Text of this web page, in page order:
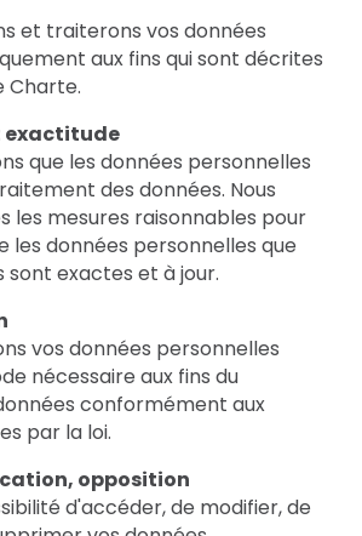
et traiterons vos données
aux fins qui sont décrites
Charte.
exactitude
que les données personnelles
des données. Nous
les mesures raisonnables pour
les données personnelles que
sont exactes et à jour.
vos données personnelles
nécessaire aux fins du
conformément aux
par la loi.
opposition
d'accéder, de modifier, de